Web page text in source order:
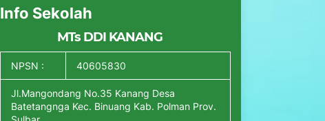
Info Sekolah
MTs DDI KANANG
NPSN : 40605830
Jl.Mangondang No.35 Kanang Desa
Batetangnga Kec. Binuang Kab. Polman Prov.